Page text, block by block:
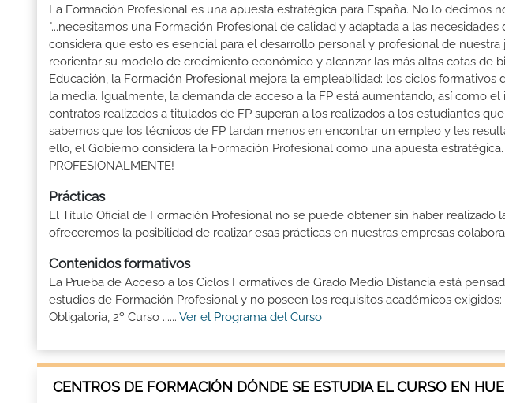
La Formación Profesional es una apuesta estratégica para España. No lo decimos
"...necesitamos una Formación Profesional de calidad y adaptada a las
considera que esto es esencial para el desarrollo personal y profesional de
reorientar su modelo de crecimiento económico y alcanzar las más altas cotas de
Educación, la Formación Profesional mejora la empleabilidad: los ciclos formativos
la media. Igualmente, la demanda de acceso a la FP está aumentando, así como
contratos realizados a titulados de FP superan a los realizados a los estudiantes
sabemos que los técnicos de FP tardan menos en encontrar un empleo y les
ello, el Gobierno considera la Formación Profesional como una apuesta estratégica.
PROFESIONALMENTE!
Prácticas
El Título Oficial de Formación Profesional no se puede obtener sin haber realizado
ofreceremos la posibilidad de realizar esas prácticas en nuestras empresas
Contenidos formativos
La Prueba de Acceso a los Ciclos Formativos de Grado Medio Distancia está
estudios de Formación Profesional y no poseen los requisitos académicos
Obligatoria, 2º Curso ...... Ver el Programa del Curso
CENTROS DE FORMACIÓN DÓNDE SE ESTUDIA EL CURSO EN